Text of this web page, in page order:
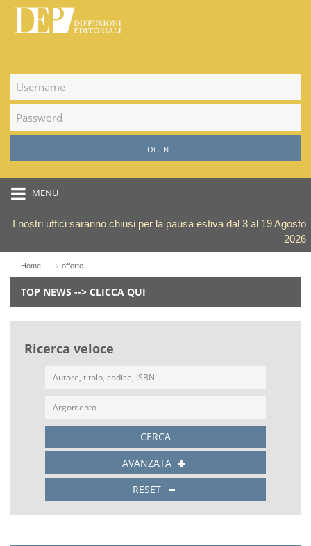
LOG IN
MENU
I nostri uffici saranno chiusi per la pausa estiva dal 3 al 19 Agosto
2026
Home —› offerte
TOP NEWS --> CLICCA QUI
Ricerca veloce
CERCA
AVANZATA
RESET